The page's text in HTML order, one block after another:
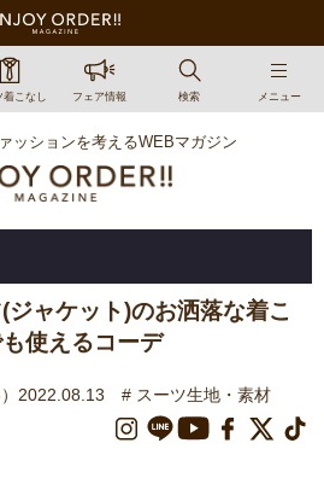
こなし フェア情報 検索 メニュー
ッションを考えるWEBマガジン
ジャケット)のお洒落な着こ
使えるコーデ
2022.08.13 # スーツ生地・素材